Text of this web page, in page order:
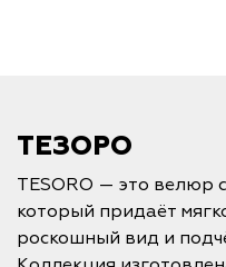
ТЕЗОРО
TESORO — это велюр
который придаёт
роскошный вид и